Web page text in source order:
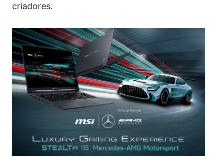
criadores.